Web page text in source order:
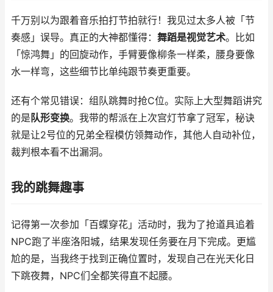
千万别以为跟着音乐拍打节拍就行！我见过太多人被「节
奏感」误导。真正的大神都懂得： 舞蹈是视觉艺术。比如
「惊鸿舞」的回旋动作，手臂要像柳条一样柔，腰身要像
水一样弯，这些细节比单纯跟节奏更重要。
还有个常见错误：组队跳舞时抢C位。实际上大型舞蹈讲究
的是 队形变换。我带的帮派在上次宫灯节拿了冠军，秘诀
就是让2号位的兄弟全程模仿领舞动作，其他人自动补位，
裁判根本看不出漏洞。
我的跳舞趣事
记得第一次参加「百蝶穿花」活动时，我为了抢道具追着
NPC跑了半座洛阳城，结果发现任务要在月下完成。更尴
尬的是，当我终于找到正确位置时，发现自己在光天化日
下跳夜舞，NPC们全都笑得直不起腰。